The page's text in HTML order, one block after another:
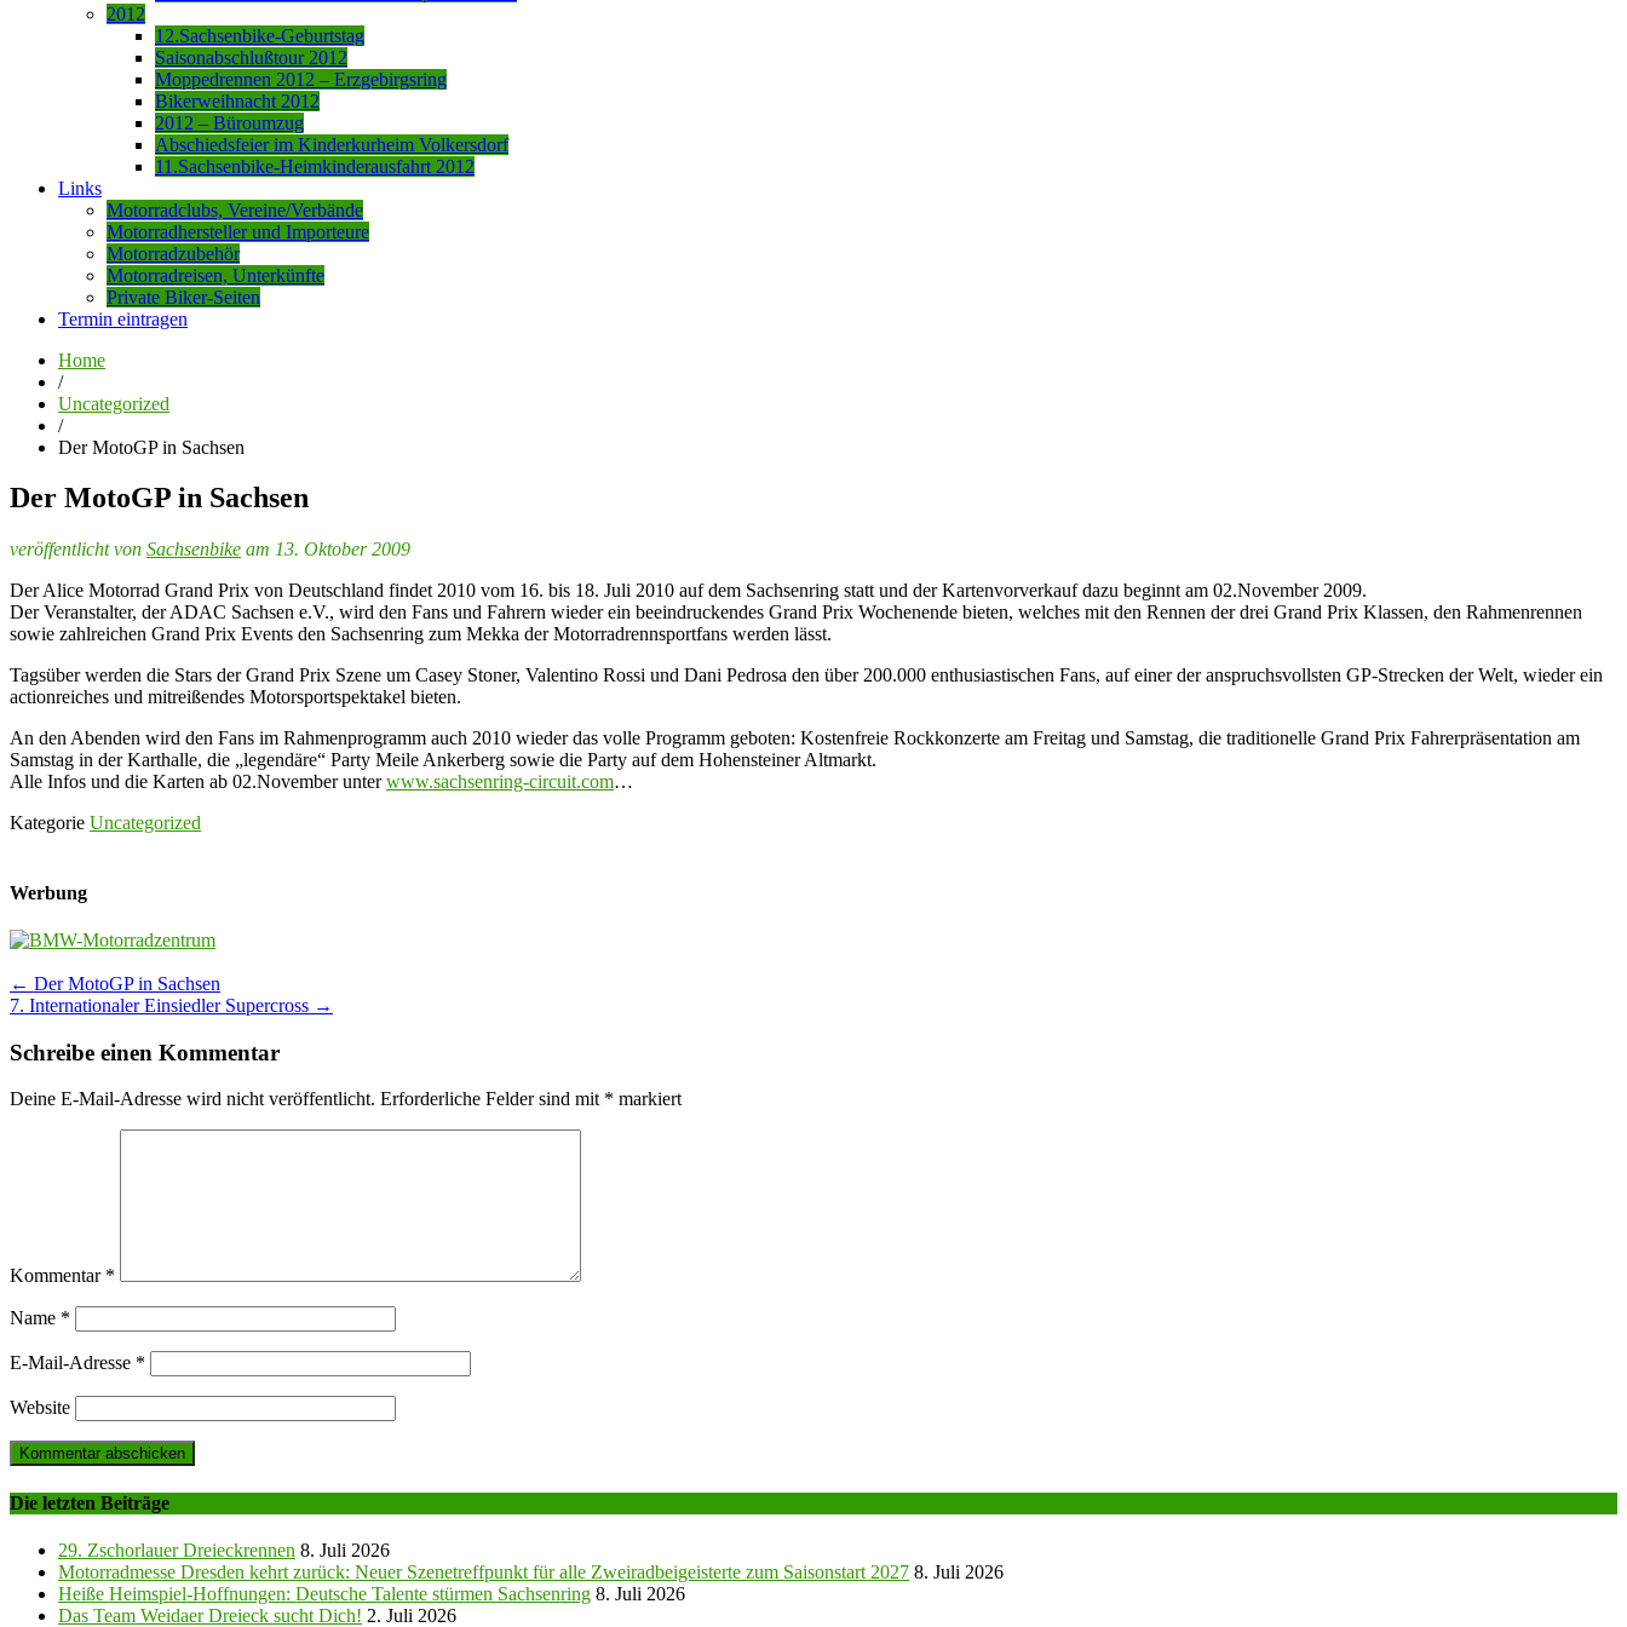
2012
12.Sachsenbike-Geburtstag
Saisonabschlußtour 2012
Moppedrennen 2012 – Erzgebirgsring
Bikerweihnacht 2012
2012 – Büroumzug
Abschiedsfeier im Kinderkurheim Volkersdorf
11.Sachsenbike-Heimkinderausfahrt 2012
Links
Motorradclubs, Vereine/Verbände
Motorradhersteller und Importeure
Motorradzubehör
Motorradreisen, Unterkünfte
Private Biker-Seiten
Termin eintragen
Home
/
Uncategorized
/
Der MotoGP in Sachsen
Der MotoGP in Sachsen
veröffentlicht von Sachsenbike am 13. Oktober 2009
Der Alice Motorrad Grand Prix von Deutschland findet 2010 vom 16. bis 18. Juli 2010 auf dem Sachsenring statt und der Kartenvorverkauf dazu beginnt am 02.November 2009.
Der Veranstalter, der ADAC Sachsen e.V., wird den Fans und Fahrern wieder ein beeindruckendes Grand Prix Wochenende bieten, welches mit den Rennen der drei Grand Prix Klassen, den Rahmenrennen
sowie zahlreichen Grand Prix Events den Sachsenring zum Mekka der Motorradrennsportfans werden lässt.
Tagsüber werden die Stars der Grand Prix Szene um Casey Stoner, Valentino Rossi und Dani Pedrosa den über 200.000 enthusiastischen Fans, auf einer der anspruchsvollsten GP-Strecken der Welt, wieder ein
actionreiches und mitreißendes Motorsportspektakel bieten.
An den Abenden wird den Fans im Rahmenprogramm auch 2010 wieder das volle Programm geboten: Kostenfreie Rockkonzerte am Freitag und Samstag, die traditionelle Grand Prix Fahrerpräsentation am
Samstag in der Karthalle, die „legendäre“ Party Meile Ankerberg sowie die Party auf dem Hohensteiner Altmarkt.
Alle Infos und die Karten ab 02.November unterwww.sachsenring-circuit.com…
Kategorie Uncategorized
Werbung
Post
navigation
← Der MotoGP in Sachsen
7. Internationaler Einsiedler Supercross →
Schreibe einen Kommentar
Deine E-Mail-Adresse wird nicht veröffentlicht. Erforderliche Felder sind mit * markiert
Kommentar *
Name *
E-Mail-Adresse *
Website
Die letzten Beiträge
29. Zschorlauer Dreieckrennen 8. Juli 2026
Motorradmesse Dresden kehrt zurück: Neuer Szenetreffpunkt für alle Zweiradbeigeisterte zum Saisonstart 2027 8. Juli 2026
Heiße Heimspiel-Hoffnungen: Deutsche Talente stürmen Sachsenring 8. Juli 2026
Das Team Weidaer Dreieck sucht Dich! 2. Juli 2026